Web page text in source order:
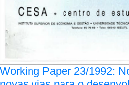
Working Paper 23/1992: